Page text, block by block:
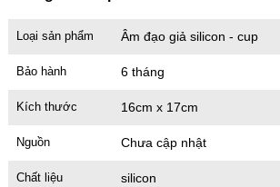
Loại sản phẩm Âm đạo giả silicon - cup
Bảo hành 6 tháng
Kích thước 16cm x 17cm
Nguồn Chưa cập nhật
Chất liệu silicon